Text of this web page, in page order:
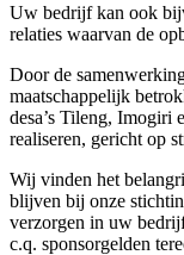
Uw bedrijf kan ook
relaties waarvan de
Door de
maatschappelijk
desa’s Tileng, Imogiri
realiseren, gericht op
Wij vinden het
blijven bij onze
verzorgen in uw
c.q. sponsorgelden